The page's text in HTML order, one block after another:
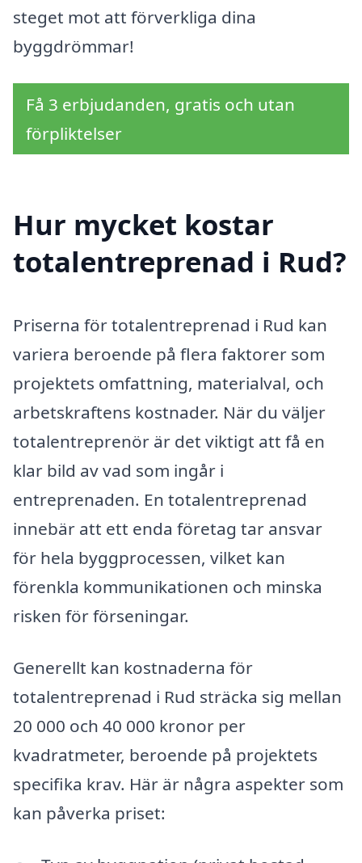
steget mot att förverkliga dina
byggdrömmar!
Få 3 erbjudanden, gratis och utan
förpliktelser
Hur mycket kostar
totalentreprenad i Rud?
Priserna för totalentreprenad i Rud kan
variera beroende på flera faktorer som
projektets omfattning, materialval, och
arbetskraftens kostnader. När du väljer
totalentreprenör är det viktigt att få en
klar bild av vad som ingår i
entreprenaden. En totalentreprenad
innebär att ett enda företag tar ansvar
för hela byggprocessen, vilket kan
förenkla kommunikationen och minska
risken för förseningar.
Generellt kan kostnaderna för
totalentreprenad i Rud sträcka sig mellan
20 000 och 40 000 kronor per
kvadratmeter, beroende på projektets
specifika krav. Här är några aspekter som
kan påverka priset: